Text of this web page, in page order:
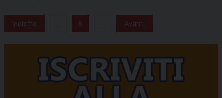
Indietro 6 Avanti